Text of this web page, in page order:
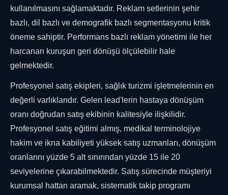
kullanılmasını sağlamaktadır. Reklam setlerinin şehir
bazlı, dil bazlı ve demografik bazlı segmentasyonu kritik
öneme sahiptir. Performans bazlı reklam yönetimi ile her
harcanan kuruşun geri dönüşü ölçülebilir hale
gelmektedir.
Profesyonel satış ekipleri, sağlık turizmi işletmelerinin en
değerli varlıklarıdır. Gelen lead'lerin hastaya dönüşüm
oranı doğrudan satış ekibinin kalitesiyle ilişkilidir.
Profesyonel satış eğitimi almış, medikal terminolojiye
hakim ve ikna kabiliyeti yüksek satış uzmanları, dönüşüm
oranlarını yüzde 5 alt sınırından yüzde 15 ile 20
seviyelerine çıkarabilmektedir. Satış sürecinde müşteriyi
kurumsal hattan aramak, sistematik takip programı